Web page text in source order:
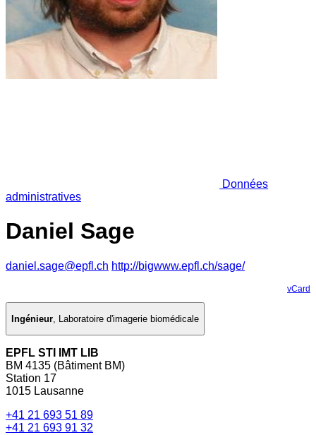
Données
administratives
Daniel Sage
daniel.sage@epfl.ch http://bigwww.epfl.ch/sage/
vCard
Ingénieur, Laboratoire d'imagerie biomédicale
EPFL STI IMT LIB
BM 4135 (Bâtiment BM)
Station 17
1015 Lausanne
+41 21 693 51 89
+41 21 693 91 32